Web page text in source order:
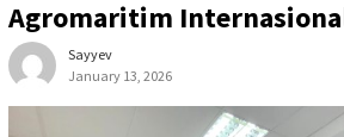
Agromaritim
Sayyev
January 13, 2026